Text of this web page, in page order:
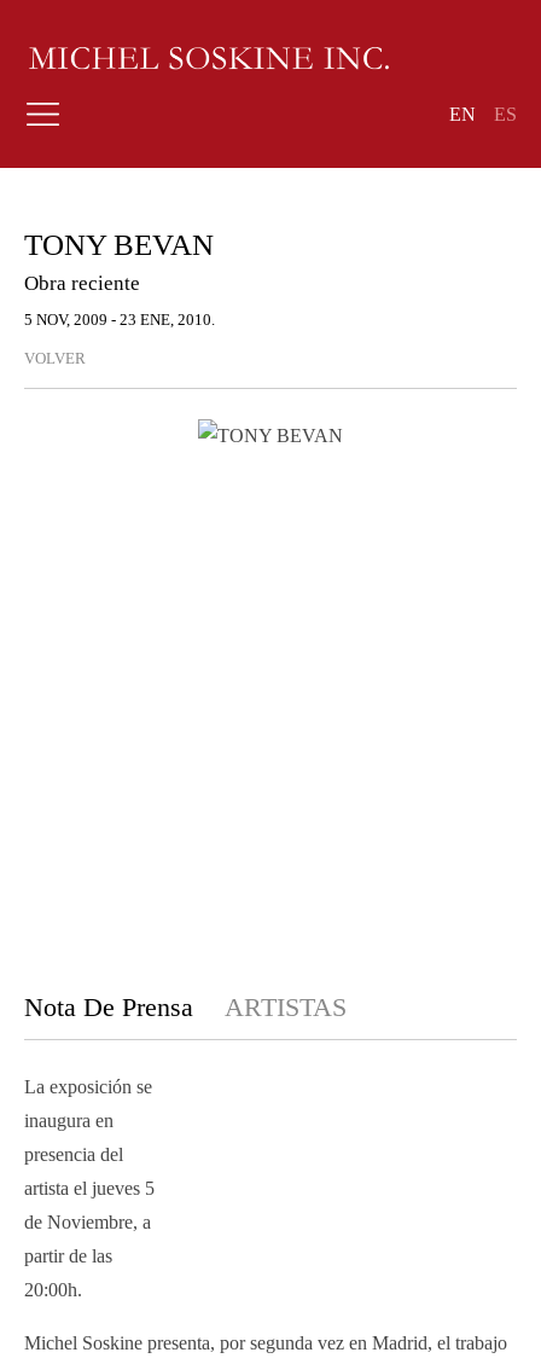
EN ES
TONY BEVAN
Obra reciente
5 NOV, 2009 - 23 ENE, 2010.
VOLVER
Nota De Prensa ARTISTAS
La exposición se
inaugura en
presencia del
artista el jueves 5
de Noviembre, a
partir de las
20:00h.
Michel Soskine presenta, por segunda vez en Madrid, el trabajo